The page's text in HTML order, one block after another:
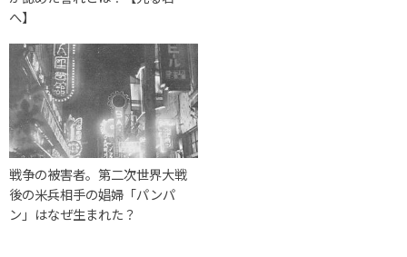
へ】
戦争の被害者。第二次世界大戦
後の米兵相手の娼婦「パンパ
ン」はなぜ生まれた？